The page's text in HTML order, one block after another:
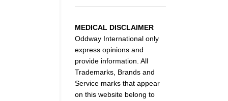
MEDICAL DISCLAIMER
Oddway International only
express opinions and
provide information. All
Trademarks, Brands and
Service marks that appear
on this website belong to